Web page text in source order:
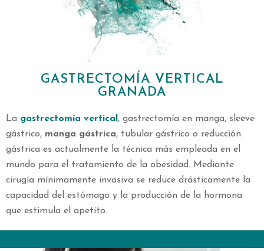
GASTRECTOMÍA VERTICAL
GRANADA
La gastrectomía vertical , gastrectomía en manga, sleeve
gástrico, manga gástrica, tubular gástrico o reducción
gástrica es actualmente la técnica más empleada en el
mundo para el tratamiento de la obesidad. Mediante
cirugía mínimamente invasiva se reduce drásticamente la
capacidad del estómago y la producción de la hormona
que estimula el apetito.